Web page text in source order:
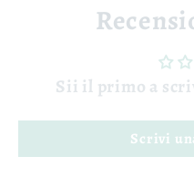
Sii il primo a
Scrivi